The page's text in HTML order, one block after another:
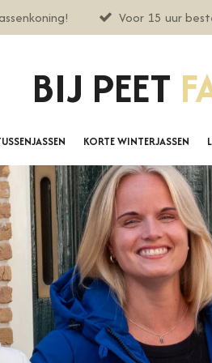
Voor 15 uur
BIJ PEET
KORTE WINTERJASSEN